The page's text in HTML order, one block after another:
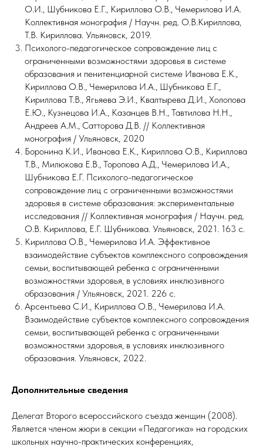
О.И., Шубникова Е.Г., Кириллова О.В., Чемерилова И.А.
Коллективная монография / Научн. ред. О.В.Кириллова,
Т.В. Кириллова. Ульяновск, 2019.
Психолого-педагогическое сопровождение лиц с
ограниченными возможностями здоровья в системе
образования и пенитенциарной системе Иванова Е.К.,
Кириллова О.В., Чемерилова И.А., Шубникова Е.Г.,
Кириллова Т.В., Ягьяева Э.И., Квалтырева Д.И., Холопова
Е.Ю., Кузнецова И.А., Казанцев В.Н., Тавтилова Н.Н.,
Андреев А.М., Сатторова Д.В. // Коллективная
монография / Ульяновск, 2020
Боронина К.И., Иванова Е.К., Кириллова О.В., Кириллова
Т.В., Милюкова Е.В., Торопова А.Д., Чемерилова И.А.,
Шубникова Е.Г. Психолого-педагогическое
сопровождение лиц с ограниченными возможностями
здоровья в системе образования: экспериментальные
исследования // Коллективная монография / Научн. ред.
О.В. Кириллова, Е.Г. Шубникова. Ульяновск, 2021. 163 с.
Кириллова О.В., Чемерилова И.А. Эффективное
взаимодействие субъектов комплексного сопровождения
семьи, воспитывающей ребенка с ограниченными
возможностями здоровья, в условиях инклюзивного
образования / Ульяновск, 2021. 226 с.
Арсентьева С.И., Кириллова О.В., Чемерилова И.А.
Взаимодействие субъектов комплексного сопровождения
семьи, воспитывающей ребенка с ограниченными
возможностями здоровья, в условиях инклюзивного
образования. Ульяновск, 2022.
Дополнительные сведения
Делегат Второго всероссийского съезда женщин (2008).
Является членом жюри в секции «Педагогика» на городских
школьных научно-практических конференциях,